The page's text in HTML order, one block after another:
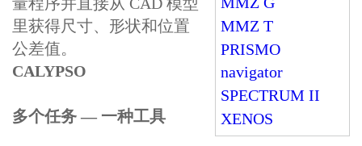
量程序并直接从 CAD 模型
里获得尺寸、形状和位置
公差值。
CALYPSO
多个任务 — 一种工具
MMZ T
PRISMO
navigator
SPECTRUM II
XENOS